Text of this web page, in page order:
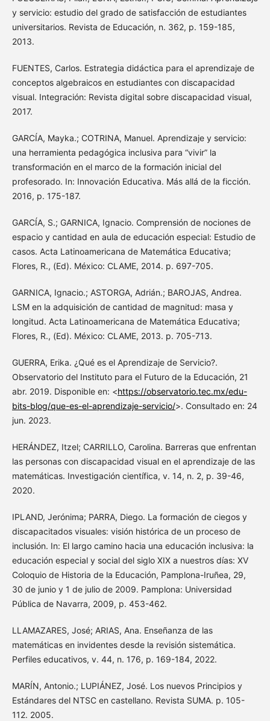
y servicio: estudio del grado de satisfacción de estudiantes
universitarios. Revista de Educación, n. 362, p. 159-185,
2013.
FUENTES, Carlos. Estrategia didáctica para el aprendizaje de
conceptos algebraicos en estudiantes con discapacidad
visual. Integración: Revista digital sobre discapacidad visual,
2017.
GARCÍA, Mayka.; COTRINA, Manuel. Aprendizaje y servicio:
una herramienta pedagógica inclusiva para “vivir” la
transformación en el marco de la formación inicial del
profesorado. In: Innovación Educativa. Más allá de la ficción.
2016, p. 175-187.
GARCÍA, S.; GARNICA, Ignacio. Comprensión de nociones de
espacio y cantidad en aula de educación especial: Estudio de
casos. Acta Latinoamericana de Matemática Educativa;
Flores, R., (Ed). México: CLAME, 2014. p. 697-705.
GARNICA, Ignacio.; ASTORGA, Adrián.; BAROJAS, Andrea.
LSM en la adquisición de cantidad de magnitud: masa y
longitud. Acta Latinoamericana de Matemática Educativa;
Flores, R., (Ed). México: CLAME, 2013. p. 705-713.
GUERRA, Erika. ¿Qué es el Aprendizaje de Servicio?.
Observatorio del Instituto para el Futuro de la Educación, 21
abr. 2019. Disponible en: <https://observatorio.tec.mx/edu-
bits-blog/que-es-el-aprendizaje-servicio/>. Consultado en: 24
jun. 2023.
HERÁNDEZ, Itzel; CARRILLO, Carolina. Barreras que enfrentan
las personas con discapacidad visual en el aprendizaje de las
matemáticas. Investigación científica, v. 14, n. 2, p. 39-46,
2020.
IPLAND, Jerónima; PARRA, Diego. La formación de ciegos y
discapacitados visuales: visión histórica de un proceso de
inclusión. In: El largo camino hacia una educación inclusiva: la
educación especial y social del siglo XIX a nuestros días: XV
Coloquio de Historia de la Educación, Pamplona-Iruñea, 29,
30 de junio y 1 de julio de 2009. Pamplona: Universidad
Pública de Navarra, 2009, p. 453-462.
LLAMAZARES, José; ARIAS, Ana. Enseñanza de las
matemáticas en invidentes desde la revisión sistemática.
Perfiles educativos, v. 44, n. 176, p. 169-184, 2022.
MARÍN, Antonio.; LUPIÁNEZ, José. Los nuevos Principios y
Estándares del NTSC en castellano. Revista SUMA. p. 105-
112. 2005.